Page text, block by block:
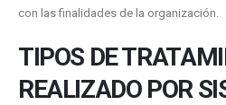
con las finalidades de la organización.
TIPOS DE
REALIZADO POR